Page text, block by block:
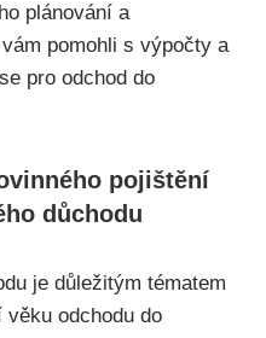
plánování a
pomohli s výpočty a
pro odchod do
pojištění
důchodu
je důležitým tématem
odchodu do